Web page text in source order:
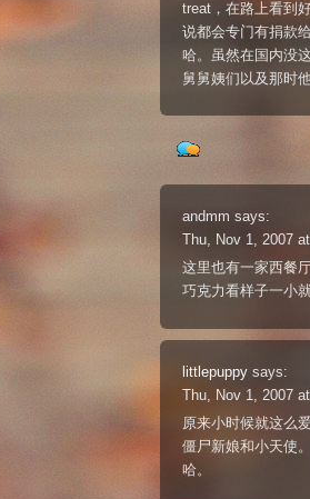
treat，在路上看到
说都会专门有捐款
哈。虽然在国内没
舅舅姨们以及那时
andmm says:
Thu, Nov 1, 2007
这里也有一家西餐
巧克力看样子一小
littlepuppy says:
Thu, Nov 1, 2007
原来小时候就这么
僵尸新娘和小天使
哈。